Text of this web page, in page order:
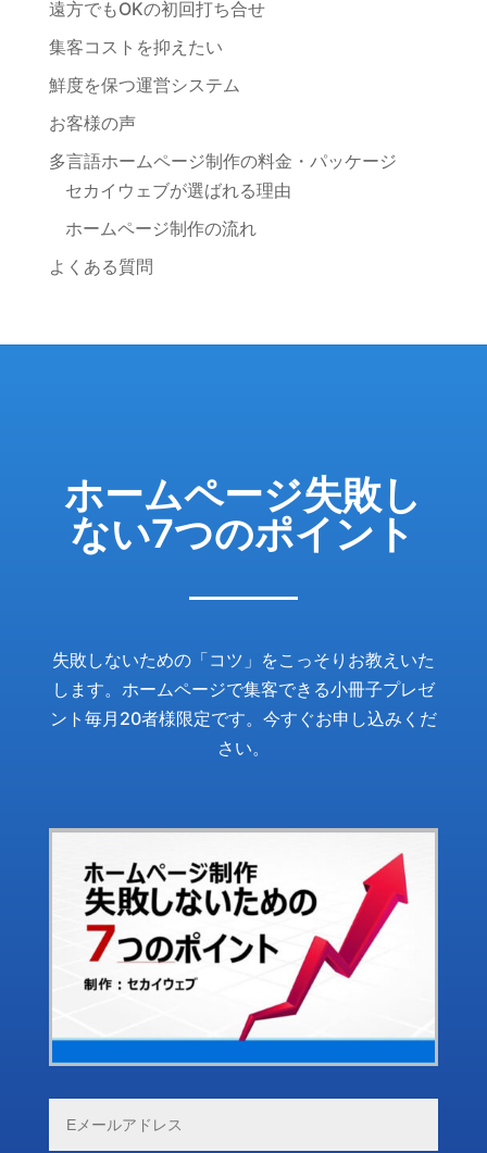
遠方でもOKの初回打ち合せ
集客コストを抑えたい
鮮度を保つ運営システム
お客様の声
多言語ホームページ制作の料金・パッケージ
セカイウェブが選ばれる理由
ホームページ制作の流れ
よくある質問
ホームページ失敗し
ない7つのポイント
失敗しないための「コツ」をこっそりお教えいた
します。ホームページで集客できる小冊子プレゼ
ント毎月20者様限定です。今すぐお申し込みくだ
さい。